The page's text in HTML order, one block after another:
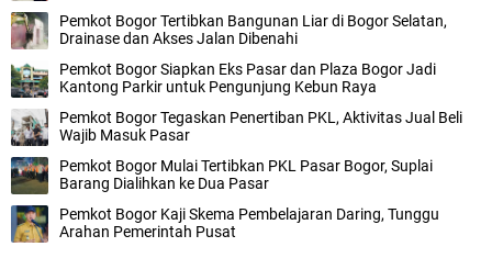
Pemkot Bogor Tertibkan Bangunan Liar di Bogor Selatan,
Drainase dan Akses Jalan Dibenahi
Pemkot Bogor Siapkan Eks Pasar dan Plaza Bogor Jadi
Kantong Parkir untuk Pengunjung Kebun Raya
Pemkot Bogor Tegaskan Penertiban PKL, Aktivitas Jual Beli
Wajib Masuk Pasar
Pemkot Bogor Mulai Tertibkan PKL Pasar Bogor, Suplai
Barang Dialihkan ke Dua Pasar
Pemkot Bogor Kaji Skema Pembelajaran Daring, Tunggu
Arahan Pemerintah Pusat